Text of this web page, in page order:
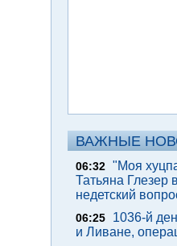
ВАЖНЫЕ
06:32 "Моя
Татьяна Глезер
недетский
06:25
1036-й
и Ливане,